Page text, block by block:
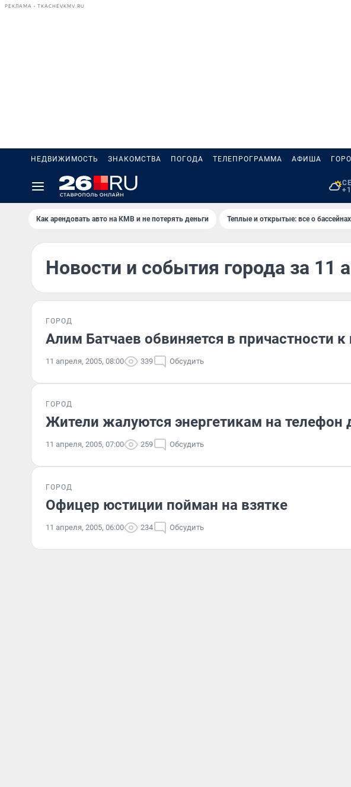
РЕКЛАМА • TKACHEVKMV.RU
НЕДВИЖИМОСТЬ ЗНАКОМСТВА ПОГОДА ТЕЛЕПРОГРАММА АФИША
Как арендовать авто на КМВ и не потерять деньги Теплые и открытые: все о
Новости и события города за 11
ГОРОД
Алим Батчаев обвиняется в причастности к
11 апреля, 2005, 08:00 339 Обсудить
ГОРОД
Жители жалуются энергетикам на телефон
11 апреля, 2005, 07:00 259 Обсудить
ГОРОД
Офицер юстиции пойман на взятке
11 апреля, 2005, 06:00 234 Обсудить